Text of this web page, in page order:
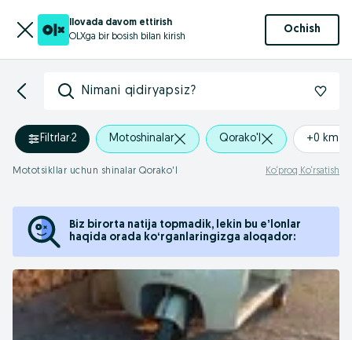
Ilovada davom ettirish
OLXga bir bosish bilan kirish
Ochish
Nimani qidiryapsiz?
Filtrlar·2 Motoshinalar Qorako'l +0 km
Mototsikllar uchun shinalar Qorako'l Ko‘proq Ko‘rsatish
Biz birorta natija topmadik, lekin bu eʼlonlar
haqida orada koʻrganlaringizga aloqador: